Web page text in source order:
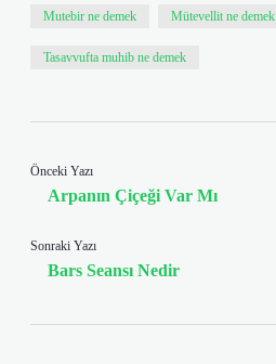
Mutebir ne demek Mütevellit ne demek
Tasavvufta muhib ne demek
Önceki Yazı
Arpanın Çiçeği Var Mı
Sonraki Yazı
Bars Seansı Nedir